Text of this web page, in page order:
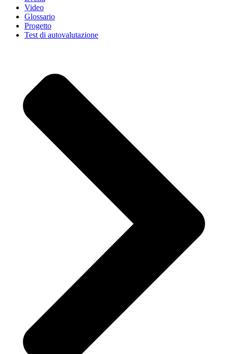
Video
Glossario
Progetto
Test di autovalutazione